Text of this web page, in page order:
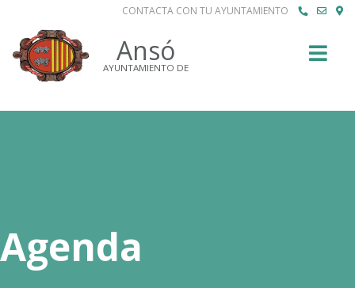
CONTACTA CON TU AYUNTAMIENTO
Ansó
AYUNTAMIENTO DE
Agenda